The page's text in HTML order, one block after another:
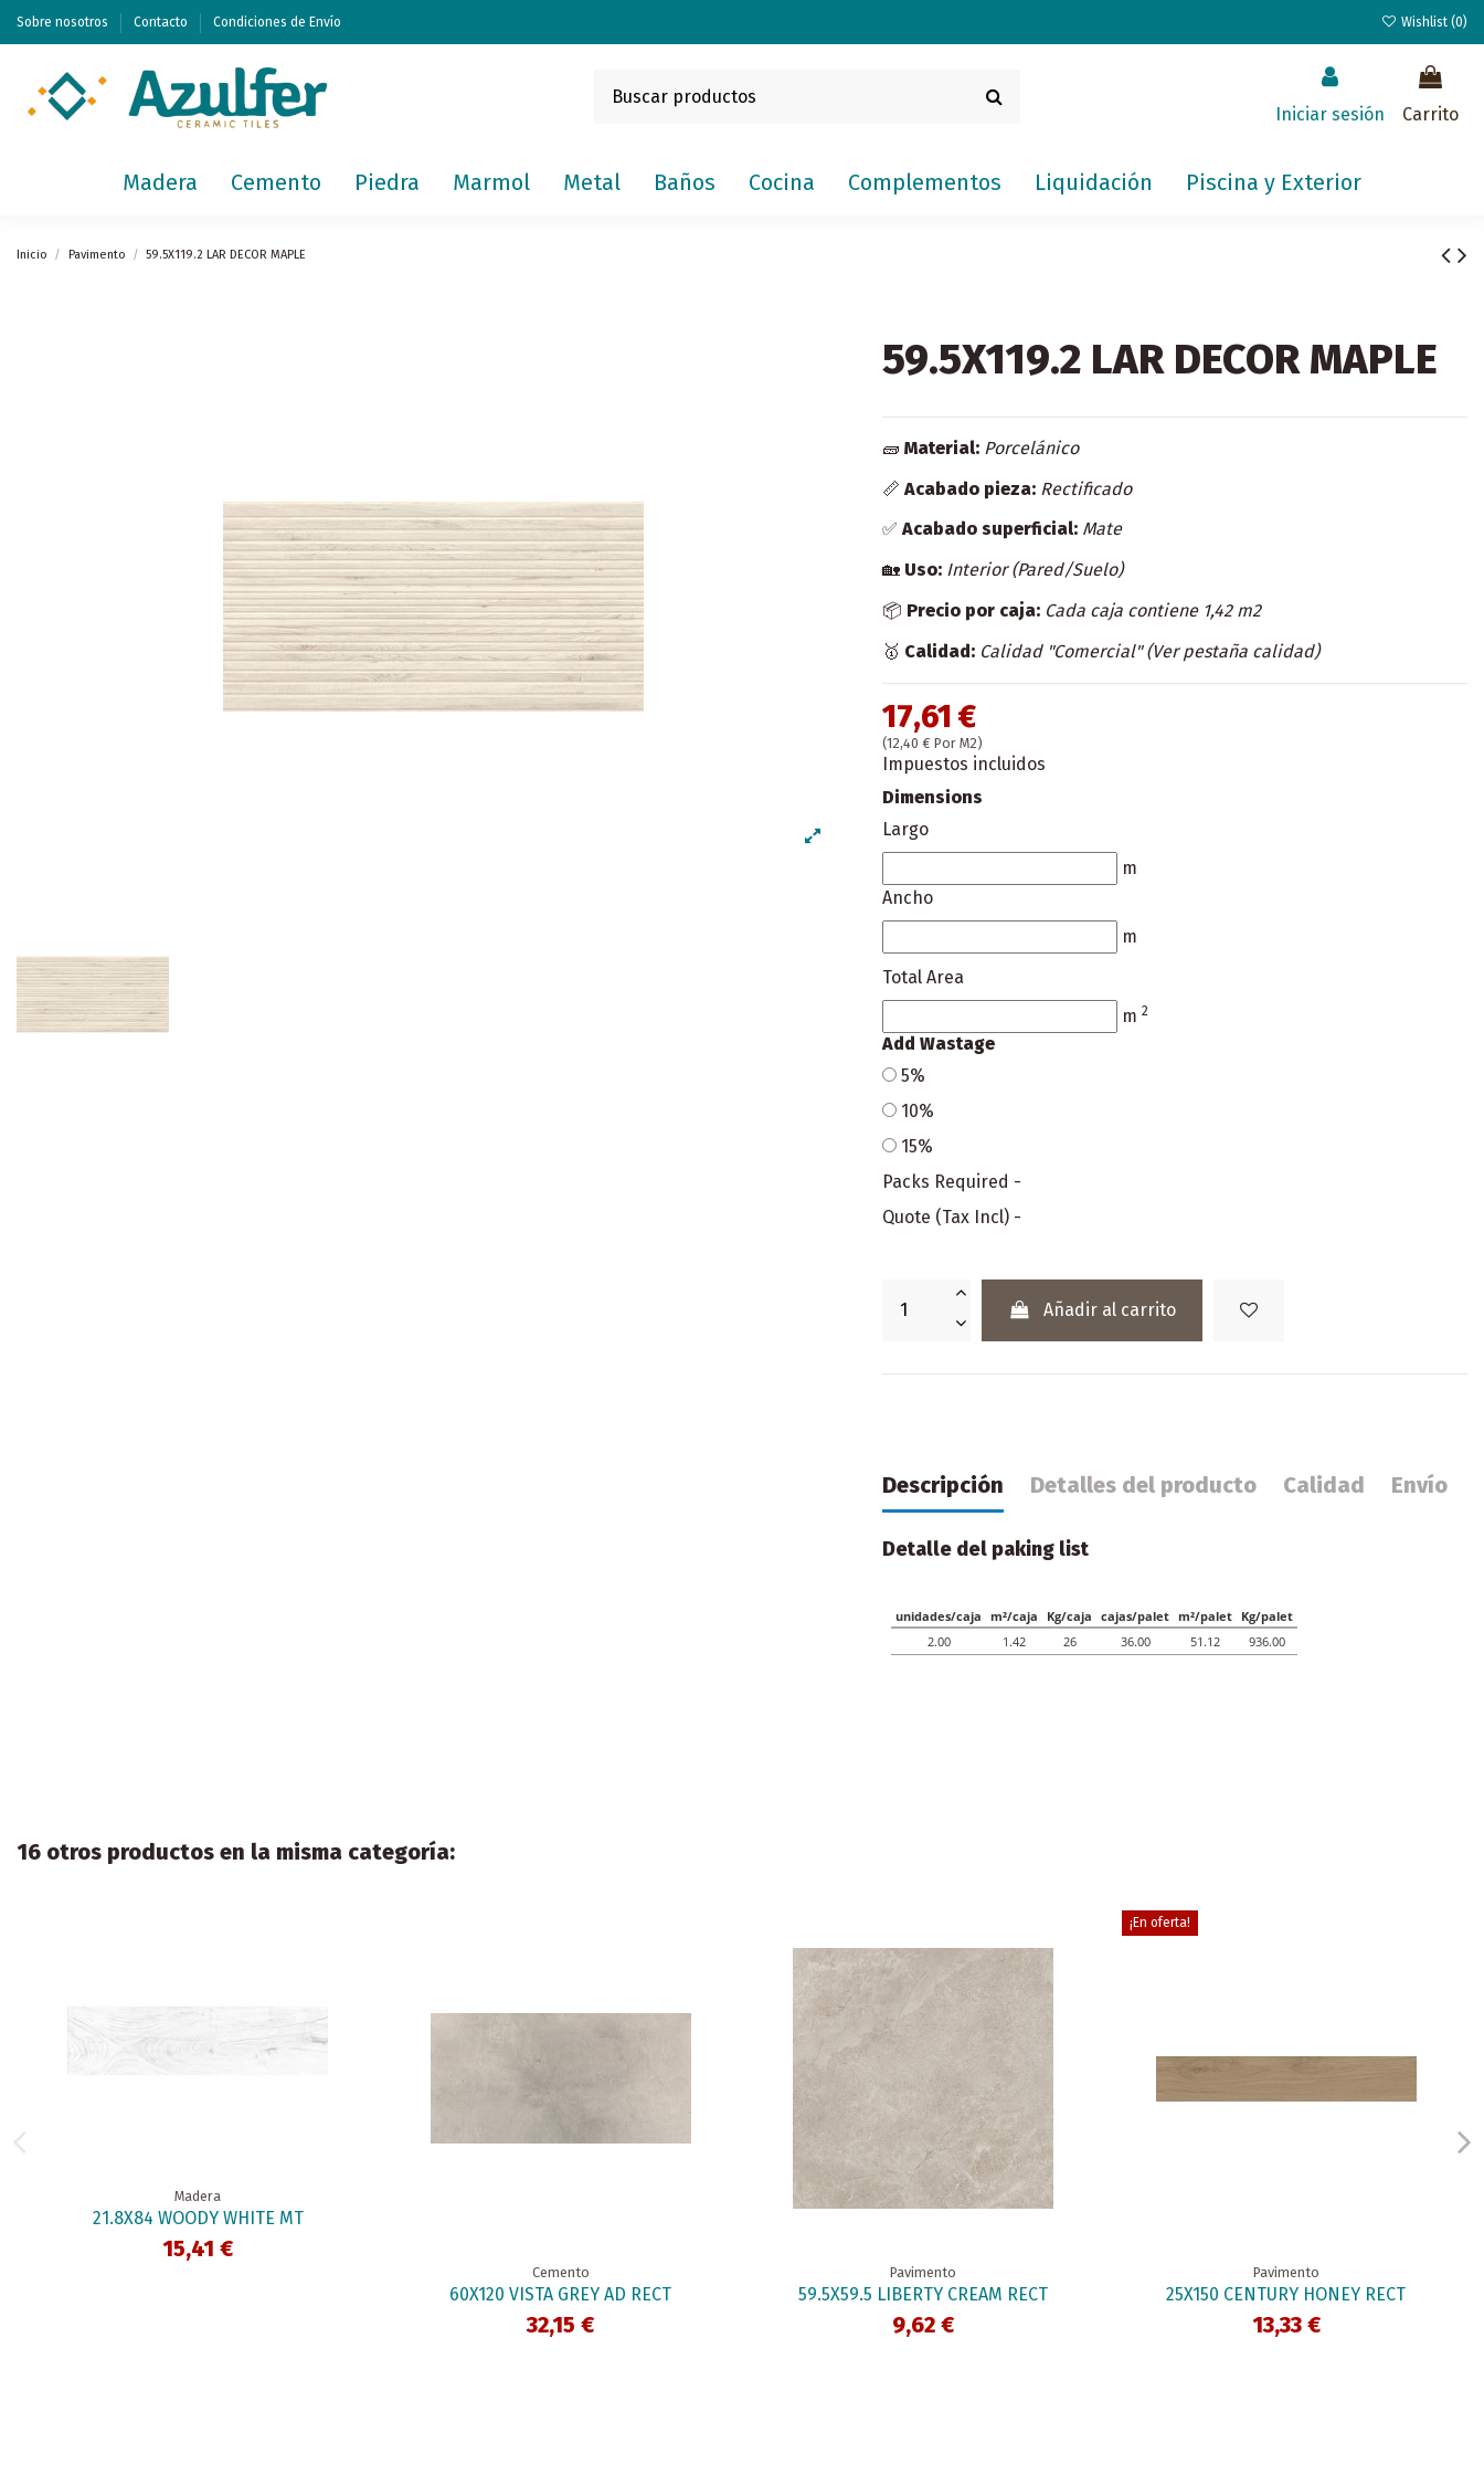
Sobre nosotros Contacto Condiciones de Envío Wishlist (0)
Iniciar sesión Carrito
Madera Cemento Piedra Marmol Metal Baños Cocina Complementos Liquidación Piscina y Exterior
Inicio Pavimento 59.5X119.2 LAR DECOR MAPLE
59.5X119.2 LAR DECOR MAPLE
🧱 Material: Porcelánico
📏 Acabado pieza: Rectificado
✅Acabado superficial: Mate
🏡 Uso: Interior (Pared/Suelo)
📦 Precio por caja: Cada caja contiene 1,42 m2
🥇 Calidad: Calidad "Comercial" (Ver pestaña calidad)
17,61 €
(12,40 € Por M2)
Impuestos incluidos
Dimensions
Largo
m
Ancho
m
Total Area
m 2
Add Wastage
5%
10%
15%
Packs Required -
Quote (Tax Incl) -
Añadir al carrito
Descripción Detalles del producto Calidad Envío
Detalle del paking list
16 otros productos en la misma categoría:
Madera
21.8X84 WOODY WHITE MT
15,41 €
Cemento
60X120 VISTA GREY AD RECT
32,15 €
Pavimento
59.5X59.5 LIBERTY CREAM RECT
9,62 €
¡En oferta!
Pavimento
25X150 CENTURY HONEY RECT
13,33 €